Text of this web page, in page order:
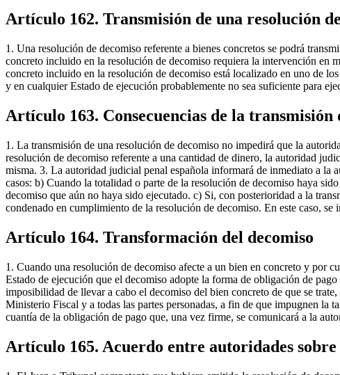
Artículo 162. Transmisión de una resolución
1. Una resolución de decomiso referente a bienes concretos se podrá
concreto incluido en la resolución de decomiso requiera la intervención en
concreto incluido en la resolución de decomiso está localizado en uno de
y en cualquier Estado de ejecución probablemente no sea suficiente para
Artículo 163. Consecuencias de la transmisión
1. La transmisión de una resolución de decomiso no impedirá que la
resolución de decomiso referente a una cantidad de dinero, la autoridad
misma. 3. La autoridad judicial penal española informará de inmediato a la
casos: b) Cuando la totalidad o parte de la resolución de decomiso haya
decomiso que aún no haya sido ejecutado. c) Si, con posterioridad a la
condenado en cumplimiento de la resolución de decomiso. En este caso,
Artículo 164. Transformación del decomiso
1. Cuando una resolución de decomiso afecte a un bien en concreto y por
Estado de ejecución que el decomiso adopte la forma de obligación de
imposibilidad de llevar a cabo el decomiso del bien concreto de que se
Ministerio Fiscal y a todas las partes personadas, a fin de que impugnen
cuantía de la obligación de pago que, una vez firme, se comunicará a la
Artículo 165. Acuerdo entre autoridades sobre